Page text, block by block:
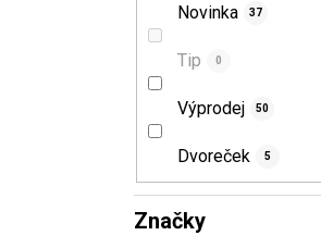
Novinka 37
Tip 0
Výprodej 50
Dvoreček 5
Značky